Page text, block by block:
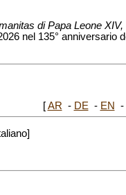
di Papa Leone XIV,
nel 135° anniversario
[AR - DE - EN -